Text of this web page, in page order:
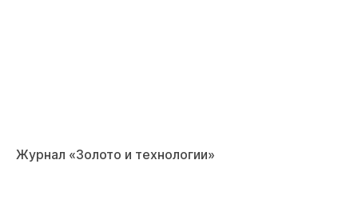
Журнал «Золото и технологии»